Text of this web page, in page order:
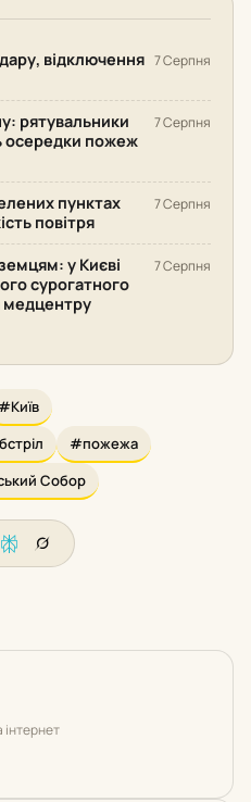
відключення 7 Серпня
рятувальники
осередки пожеж
7 Серпня
пунктах
повітря
7 Серпня
у Києві
сурогатного
медцентру
7 Серпня
#Київ
#пожежа
Собор